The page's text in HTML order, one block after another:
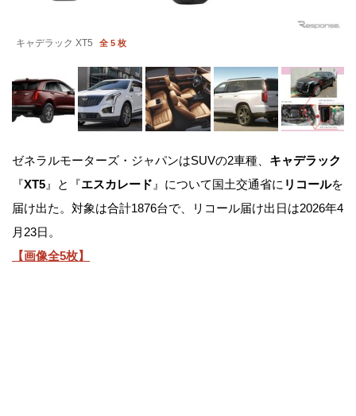
キャデラック XT5 全 5 枚
ゼネラルモーターズ・ジャパンはSUVの2車種、 キャデラック
『XT5 』と『エスカレード 』について国土交通省に リコールを
届け出た。対象は合計1876台で、リコール届け出日は2026年4
月23日。
【画像全5枚】